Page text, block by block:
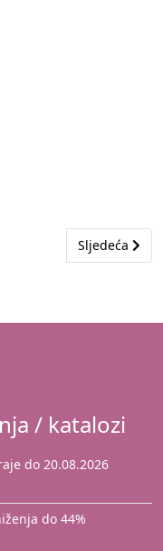
Sljedeći
Sljedeća
/ katalozi
do 20.08.2026
do 44%